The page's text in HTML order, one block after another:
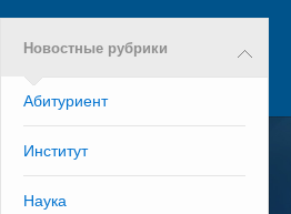
Новостные рубрики
Абитуриент
Институт
Наука